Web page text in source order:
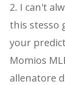
2. I can't
this stesso
your
Momios
allenatore